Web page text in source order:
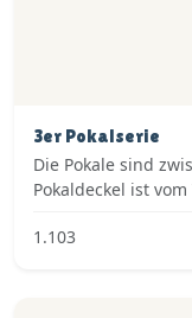
3er Pokalserie
Die Pokale sind
Pokaldeckel ist
1.103